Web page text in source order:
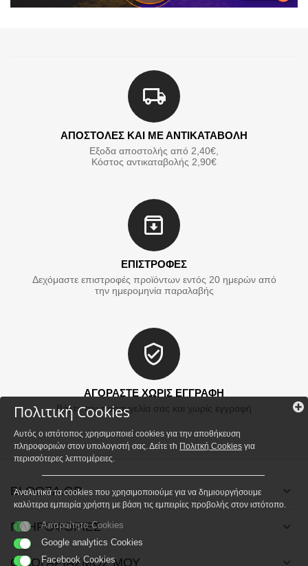
ΑΠΟΣΤΟΛΕΣ ΚΑΙ ΜΕ ΑΝΤΙΚΑΤΑΒΟΛΗ
Εξοδα αποστολής από 2,40€,
Κόστος αντικαταβολής 2,90€
ΕΠΙΣΤΡΟΦΕΣ
Δεχόμαστε επιστροφές προϊόντων εντός 20 ημερών από
την ημερομηνία παραλαβής
ΑΓΟΡΑΣΤΕ ΧΩΡΙΣ ΕΓΓΡΑΦΗ
Βάλτε την παραγγελία σας και χωρίς εγγραφή
BLOOZA.GR
ΠΛΗΡΟΦΟΡΙΕΣ
Ο ΛΟΓΑΡΙΑΣΜΟΣ ΜΟΥ
Πολιτική Cookies
Αυτός ο ιστότοπος χρησιμοποιεί cookies για την αποθήκευση
πληροφοριών στον υπολογιστή σας. Δείτε τh Πολιτκή Cookies για
περισσότερες λεπτομέρειες.
Αναλυτικά τα cookies που χρησιμοποιούμε για να δημιουργήσουμε
καλύτερα εμπειρία χρήστη με βάση τις εμπειρίες προβολής στον ιστότοπο.
Απαραίτητα Cookies
Google analytics Cookies
Facebook Cookies